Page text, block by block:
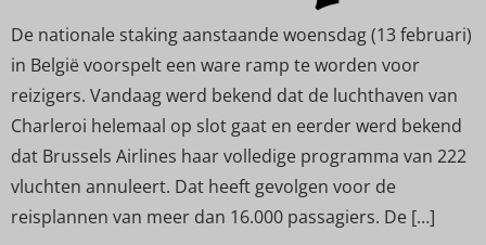
De nationale staking aanstaande woensdag (13 februari)
in België voorspelt een ware ramp te worden voor
reizigers. Vandaag werd bekend dat de luchthaven van
Charleroi helemaal op slot gaat en eerder werd bekend
dat Brussels Airlines haar volledige programma van 222
vluchten annuleert. Dat heeft gevolgen voor de
reisplannen van meer dan 16.000 passagiers. De […]